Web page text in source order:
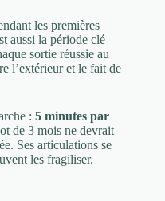
les premières
aussi la période clé
sortie réussie au
l’extérieur et le fait de
: 5 minutes par
de 3 mois ne devrait
Ses articulations se
les fragiliser.